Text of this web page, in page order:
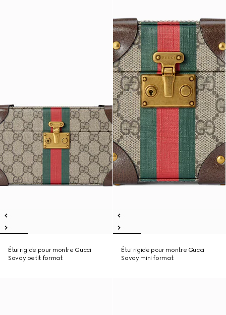
Étui rigide pour montre Gucci
Savoy petit format
Étui rigide pour montre Gucci
Savoy mini format